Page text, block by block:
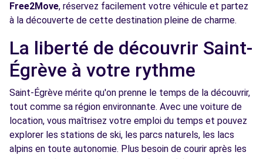
Free2Move Rent - SARL SABINA - GARAGE
OLYMPIC - GRENOBLE (C)
7.8
km
AVENUE JEAN PERROT
GRENOBLE, 38100
Voir l'agence
Free2Move Rent - GARAGE BENJAMIN
MICOUD - VOREPPE (C)
7.8
CHEMIN DES BLOCKHAUS
Free2Move, réservez facilement votre véhicule et partez
à la découverte de cette destination pleine de charme.
La liberté de découvrir Saint-
Égrève à votre rythme
Saint-Égrève mérite qu'on prenne le temps de la découvrir,
tout comme sa région environnante. Avec une voiture de
location, vous maîtrisez votre emploi du temps et pouvez
explorer les stations de ski, les parcs naturels, les lacs
alpins en toute autonomie. Plus besoin de courir après les